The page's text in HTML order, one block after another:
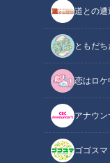
道との遭
ともだち
恋はロケ
アナウン
ゴゴスマ
今回は「三者面談
うんこ先生が答える
📺「おはよう！うん
放送局：CBCテレビ
地上波放送：愛知県
放送時間：日曜
番組HP：https://